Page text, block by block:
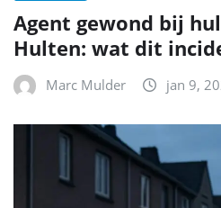
Agent gewond bij
Hulten: wat dit
Marc Mulder jan 9,